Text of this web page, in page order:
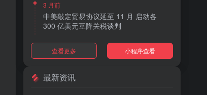
3 月前
中美敲定贸易协议延至 11 月 启动各
300 亿美元互降关税谈判
3 月前
TikTok Shop 上线 “三日达” 标签 履约
3 月前
查看更多 小程序查看
最新资讯